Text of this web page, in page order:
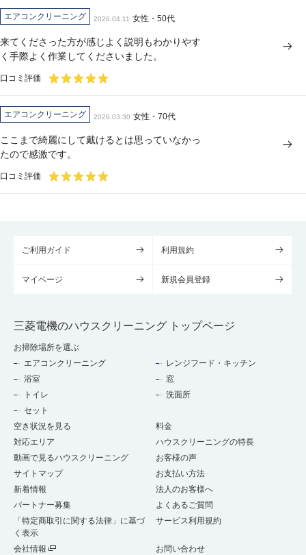
エアコンクリーニング 2026.04.11 女性・50代
来てくださった方が感じよく説明もわかりやす
く手際よく作業してくださいました。
口コミ評価
エアコンクリーニング 2026.03.30 女性・70代
ここまで綺麗にして戴けるとは思っていなかっ
たので感激です。
口コミ評価
ご利用ガイド 利用規約
マイページ 新規会員登録
三菱電機のハウスクリーニング トップページ
お掃除場所を選ぶ
エアコンクリーニング
レンジフード・キッチン
浴室
窓
トイレ
洗面所
セット
空き状況を見る
料金
対応エリア
ハウスクリーニングの特長
動画で見るハウスクリーニング
お客様の声
サイトマップ
お支払い方法
新着情報
法人のお客様へ
パートナー募集
よくあるご質問
「特定商取引に関する法律」に基づ
く表示
サービス利用規約
会社情報 お問い合わせ